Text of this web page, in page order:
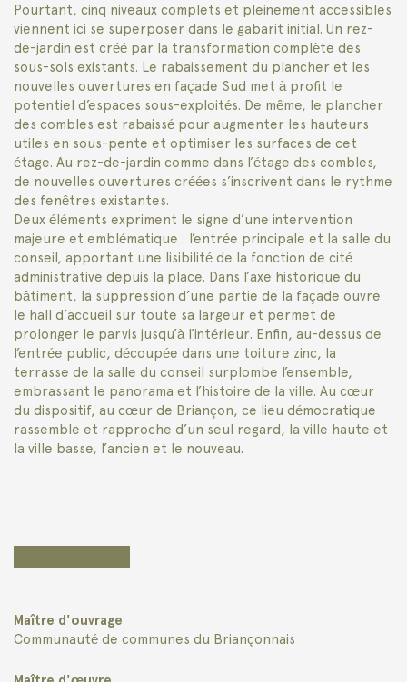
Pourtant, cinq niveaux complets et pleinement accessibles
viennent ici se superposer dans le gabarit initial. Un rez-
de-jardin est créé par la transformation complète des
sous-sols existants. Le rabaissement du plancher et les
nouvelles ouvertures en façade Sud met à profit le
potentiel d’espaces sous-exploités. De même, le plancher
des combles est rabaissé pour augmenter les hauteurs
utiles en sous-pente et optimiser les surfaces de cet
étage. Au rez-de-jardin comme dans l’étage des combles,
de nouvelles ouvertures créées s’inscrivent dans le rythme
des fenêtres existantes.
Deux éléments expriment le signe d’une intervention
majeure et emblématique : l’entrée principale et la salle du
conseil, apportant une lisibilité de la fonction de cité
administrative depuis la place. Dans l’axe historique du
bâtiment, la suppression d’une partie de la façade ouvre
le hall d’accueil sur toute sa largeur et permet de
prolonger le parvis jusqu’à l’intérieur. Enfin, au-dessus de
l’entrée public, découpée dans une toiture zinc, la
terrasse de la salle du conseil surplombe l’ensemble,
embrassant le panorama et l’histoire de la ville. Au cœur
du dispositif, au cœur de Briançon, ce lieu démocratique
rassemble et rapproche d’un seul regard, la ville haute et
la ville basse, l’ancien et le nouveau.
Maître d'ouvrage
Communauté de communes du Briançonnais